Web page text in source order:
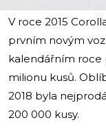
V roce 2015
prvním novým
kalendářním roce
milionu kusů.
2018 byla
200 000 kusy.